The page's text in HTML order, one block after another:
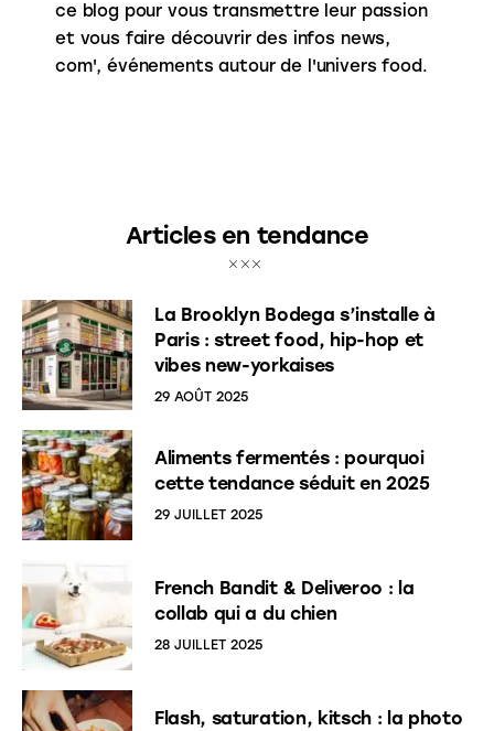
ce blog pour vous transmettre leur passion
et vous faire découvrir des infos news,
com', événements autour de l'univers food.
Articles en tendance
La Brooklyn Bodega s’installe à
Paris : street food, hip-hop et
vibes new-yorkaises
29 AOÛT 2025
Aliments fermentés : pourquoi
cette tendance séduit en 2025
29 JUILLET 2025
French Bandit & Deliveroo : la
collab qui a du chien
28 JUILLET 2025
Flash, saturation, kitsch : la photo